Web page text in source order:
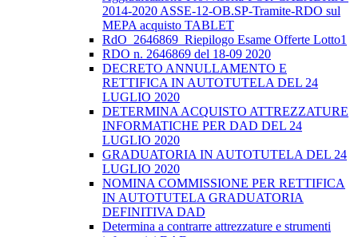
2014-2020 ASSE-12-OB.SP-Tramite-RDO sul
MEPA acquisto TABLET
RdO_2646869_Riepilogo Esame Offerte Lotto1
RDO n. 2646869 del 18-09 2020
DECRETO ANNULLAMENTO E
RETTIFICA IN AUTOTUTELA DEL 24
LUGLIO 2020
DETERMINA ACQUISTO ATTREZZATURE
INFORMATICHE PER DAD DEL 24
LUGLIO 2020
GRADUATORIA IN AUTOTUTELA DEL 24
LUGLIO 2020
NOMINA COMMISSIONE PER RETTIFICA
IN AUTOTUTELA GRADUATORIA
DEFINITIVA DAD
Determina a contrarre attrezzature e strumenti